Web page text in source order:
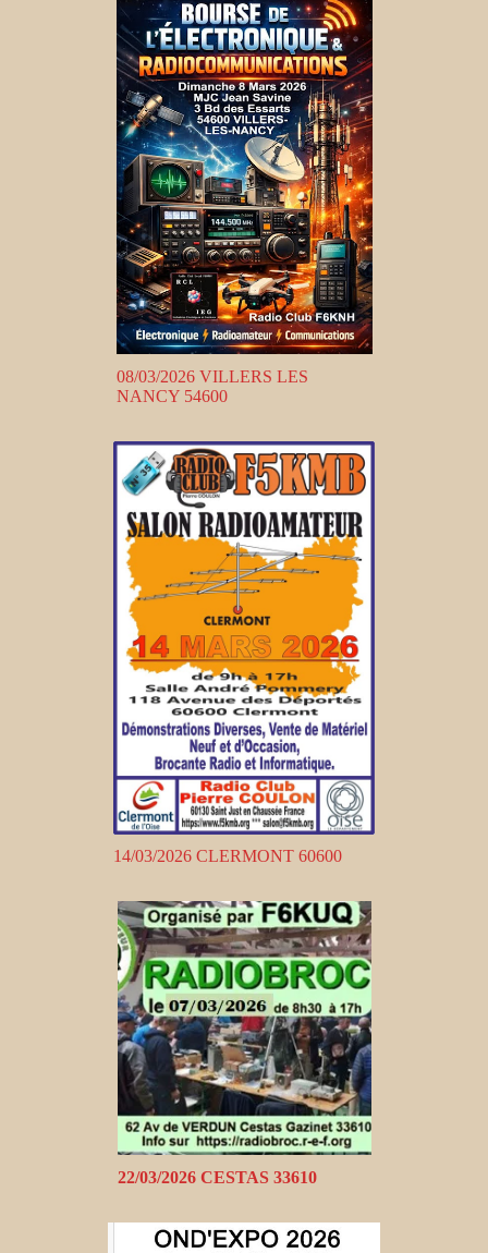
08/03/2026 VILLERS LES
NANCY 54600
14/03/2026 CLERMONT 60600
22/03/2026 CESTAS 33610